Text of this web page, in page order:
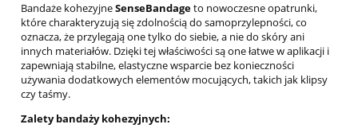
Bandaże kohezyjneSenseBandageto nowoczesne opatrunki,
które charakteryzują się zdolnością do samoprzylepności, co
oznacza, że przylegają one tylko do siebie, a nie do skóry ani
innych materiałów. Dzięki tej właściwości są one łatwe w aplikacji i
zapewniają stabilne, elastyczne wsparcie bez konieczności
używania dodatkowych elementów mocujących, takich jak klipsy
czy taśmy.
Zalety bandaży kohezyjnych: